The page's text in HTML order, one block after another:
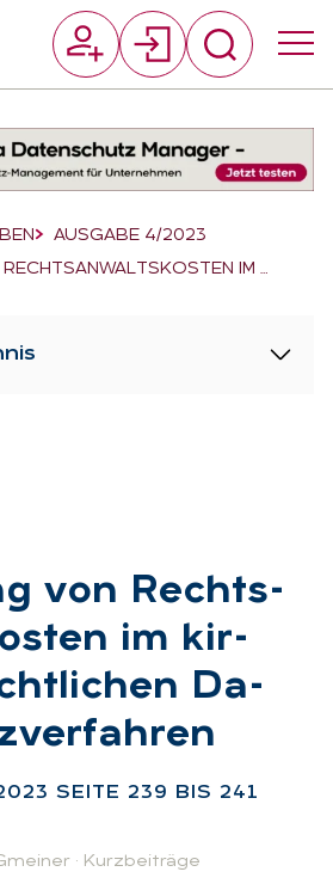
AUSGABE 4/2023
IM …
von Rechts­
im kir­
Da­
SEI­TE 239 BIS 241
· Kurzbeiträge